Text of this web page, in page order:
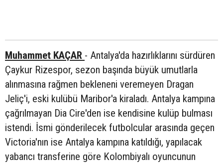
Muhammet KAÇAR - Antalya'da hazırlıklarını sürdüren
Çaykur Rizespor, sezon başında büyük umutlarla
alınmasına rağmen bekleneni veremeyen Dragan
Jeliç'i, eski kulübü Maribor'a kiraladı. Antalya kampına
çağrılmayan Dia Cire'den ise kendisine kulüp bulması
istendi. İsmi gönderilecek futbolcular arasında geçen
Victoria'nın ise Antalya kampına katıldığı, yapılacak
yabancı transferine göre Kolombiyalı oyuncunun